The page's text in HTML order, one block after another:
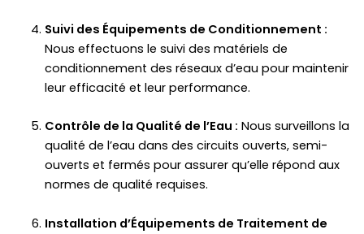
Suivi des Équipements de Conditionnement :
Nous effectuons le suivi des matériels de
conditionnement des réseaux d’eau pour maintenir
leur efficacité et leur performance.
Contrôle de la Qualité de l’Eau : Nous surveillons la
qualité de l’eau dans des circuits ouverts, semi-
ouverts et fermés pour assurer qu’elle répond aux
normes de qualité requises.
Installation d’Équipements de Traitement de